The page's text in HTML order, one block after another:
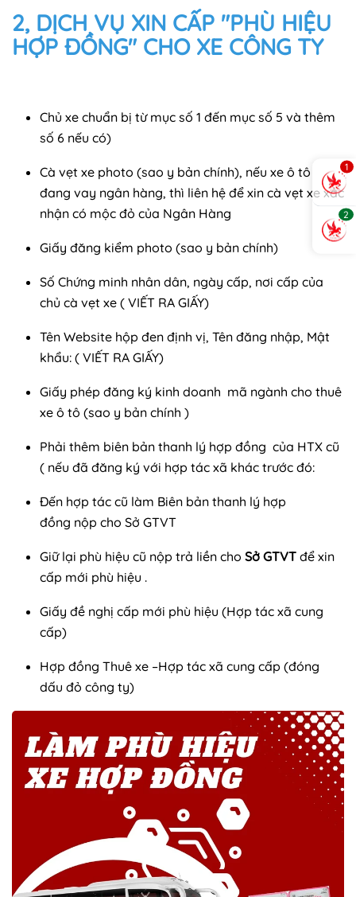
2, DỊCH VỤ XIN CẤP "PHÙ HIỆU
HỢP ĐỒNG" CHO XE CÔNG TY
Chủ xe chuẩn bị từ mục số 1 đến mục số 5 và thêm
số 6 nếu có)
Cà vẹt xe photo (sao y bản chính), nếu xe ô tô
đang vay ngân hàng, thì liên hệ để xin cà vẹt xe xác
nhận có mộc đỏ của Ngân Hàng
Giấy đăng kiểm photo (sao y bản chính)
Số Chứng minh nhân dân, ngày cấp, nơi cấp của
chủ cà vẹt xe ( VIẾT RA GIẤY)
Tên Website hộp đen định vị, Tên đăng nhập, Mật
khẩu: ( VIẾT RA GIẤY)
Giấy phép đăng ký kinh doanh mã ngành cho thuê
xe ô tô (sao y bản chính )
Phải thêm biên bản thanh lý hợp đồng của HTX cũ
( nếu đã đăng ký với hợp tác xã khác trước đó:
Đến hợp tác cũ làm Biên bản thanh lý hợp
đồng nộp cho Sở GTVT
Giữ lại phù hiệu cũ nộp trả liền cho Sở GTVT để xin
cấp mới phù hiệu .
Giấy đề nghị cấp mới phù hiệu (Hợp tác xã cung
cấp)
Hợp đồng Thuê xe –Hợp tác xã cung cấp (đóng
dấu đỏ công ty)
1
2